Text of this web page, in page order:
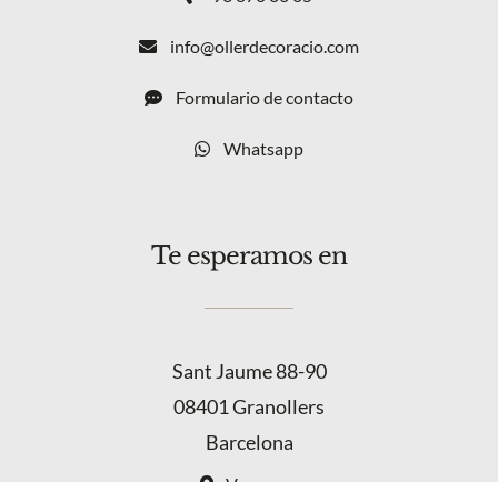
info@ollerdecoracio.com
Formulario de contacto
Whatsapp
Te esperamos en
Sant Jaume 88-90
08401 Granollers
Barcelona